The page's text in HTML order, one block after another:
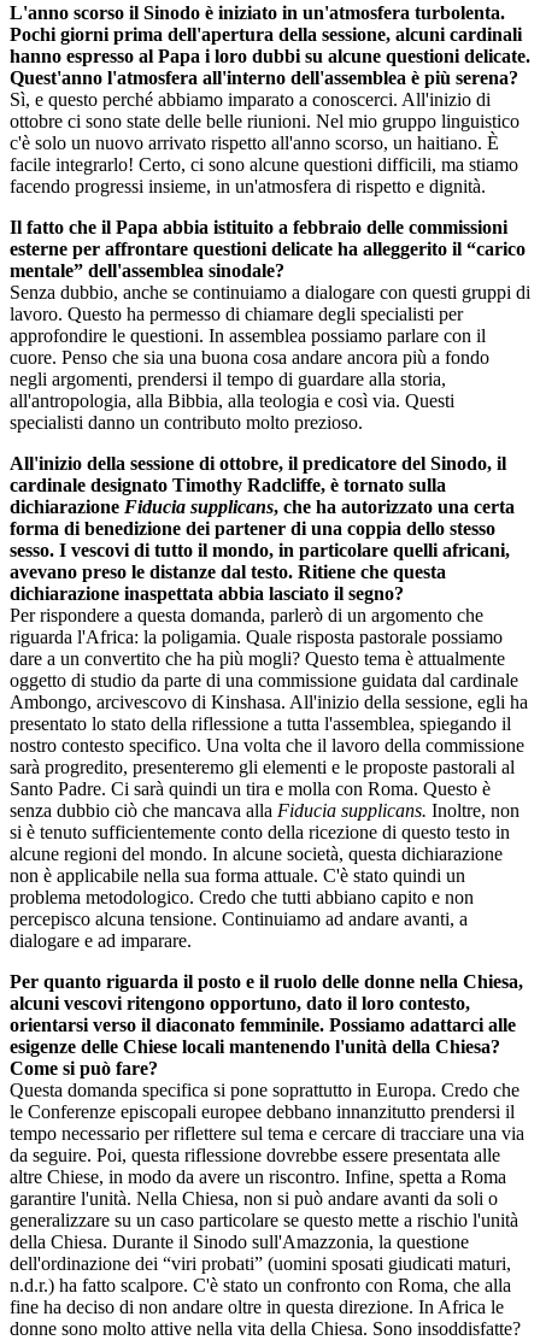
L'anno scorso il Sinodo è iniziato in un'atmosfera turbolenta.
Pochi giorni prima dell'apertura della sessione, alcuni cardinali
hanno espresso al Papa i loro dubbi su alcune questioni delicate.
Quest'anno l'atmosfera all'interno dell'assemblea è più serena?
Sì, e questo perché abbiamo imparato a conoscerci. All'inizio di
ottobre ci sono state delle belle riunioni. Nel mio gruppo linguistico
c'è solo un nuovo arrivato rispetto all'anno scorso, un haitiano. È
facile integrarlo! Certo, ci sono alcune questioni difficili, ma stiamo
facendo progressi insieme, in un'atmosfera di rispetto e dignità.
Il fatto che il Papa abbia istituito a febbraio delle commissioni
esterne per affrontare questioni delicate ha alleggerito il “carico
mentale” dell'assemblea sinodale?
Senza dubbio, anche se continuiamo a dialogare con questi gruppi di
lavoro. Questo ha permesso di chiamare degli specialisti per
approfondire le questioni. In assemblea possiamo parlare con il
cuore. Penso che sia una buona cosa andare ancora più a fondo
negli argomenti, prendersi il tempo di guardare alla storia,
all'antropologia, alla Bibbia, alla teologia e così via. Questi
specialisti danno un contributo molto prezioso.
All'inizio della sessione di ottobre, il predicatore del Sinodo, il
cardinale designato Timothy Radcliffe, è tornato sulla
dichiarazione Fiducia supplicans, che ha autorizzato una certa
forma di benedizione dei partener di una coppia dello stesso
sesso. I vescovi di tutto il mondo, in particolare quelli africani,
avevano preso le distanze dal testo. Ritiene che questa
dichiarazione inaspettata abbia lasciato il segno?
Per rispondere a questa domanda, parlerò di un argomento che
riguarda l'Africa: la poligamia. Quale risposta pastorale possiamo
dare a un convertito che ha più mogli? Questo tema è attualmente
oggetto di studio da parte di una commissione guidata dal cardinale
Ambongo, arcivescovo di Kinshasa. All'inizio della sessione, egli ha
presentato lo stato della riflessione a tutta l'assemblea, spiegando il
nostro contesto specifico. Una volta che il lavoro della commissione
sarà progredito, presenteremo gli elementi e le proposte pastorali al
Santo Padre. Ci sarà quindi un tira e molla con Roma. Questo è
senza dubbio ciò che mancava alla Fiducia supplicans. Inoltre, non
si è tenuto sufficientemente conto della ricezione di questo testo in
alcune regioni del mondo. In alcune società, questa dichiarazione
non è applicabile nella sua forma attuale. C'è stato quindi un
problema metodologico. Credo che tutti abbiano capito e non
percepisco alcuna tensione. Continuiamo ad andare avanti, a
dialogare e ad imparare.
Per quanto riguarda il posto e il ruolo delle donne nella Chiesa,
alcuni vescovi ritengono opportuno, dato il loro contesto,
orientarsi verso il diaconato femminile. Possiamo adattarci alle
esigenze delle Chiese locali mantenendo l'unità della Chiesa?
Come si può fare?
Questa domanda specifica si pone soprattutto in Europa. Credo che
le Conferenze episcopali europee debbano innanzitutto prendersi il
tempo necessario per riflettere sul tema e cercare di tracciare una via
da seguire. Poi, questa riflessione dovrebbe essere presentata alle
altre Chiese, in modo da avere un riscontro. Infine, spetta a Roma
garantire l'unità. Nella Chiesa, non si può andare avanti da soli o
generalizzare su un caso particolare se questo mette a rischio l'unità
della Chiesa. Durante il Sinodo sull'Amazzonia, la questione
dell'ordinazione dei “viri probati” (uomini sposati giudicati maturi,
n.d.r.) ha fatto scalpore. C'è stato un confronto con Roma, che alla
fine ha deciso di non andare oltre in questa direzione. In Africa le
donne sono molto attive nella vita della Chiesa. Sono insoddisfatte?